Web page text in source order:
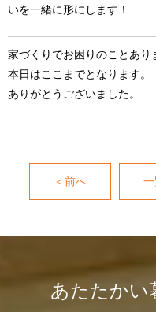
いを一緒に形にします！
家づくりでお困りのことあり
本日はここまでとなります。
ありがとうございました。
＜前へ
あたたかい